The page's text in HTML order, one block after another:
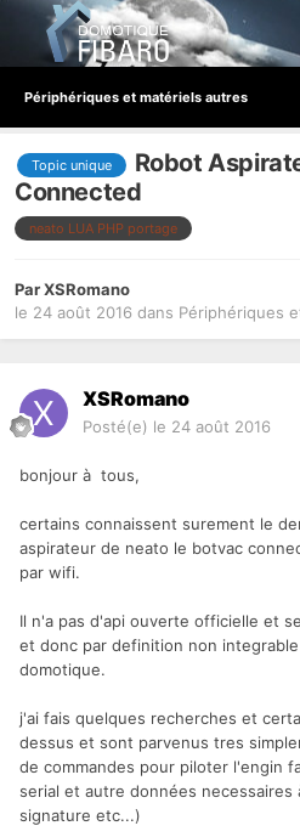
Périphériques et matériels autres
Topic unique
Robot
Connected
neato LUA PHP portage
ParXSRomano
le 24 août 2016 dans Périphériques
XSRomano
Posté(e) le 24 août 2016
bonjour à tous,
certains connaissent surement le
aspirateur de neato le botvac
par wifi.
Il n'a pas d'api ouverte officielle et
et donc par definition non
domotique.
j'ai fais quelques recherches et
dessus et sont parvenus tres
de commandes pour piloter l'engin
serial et autre données
signature etc...)